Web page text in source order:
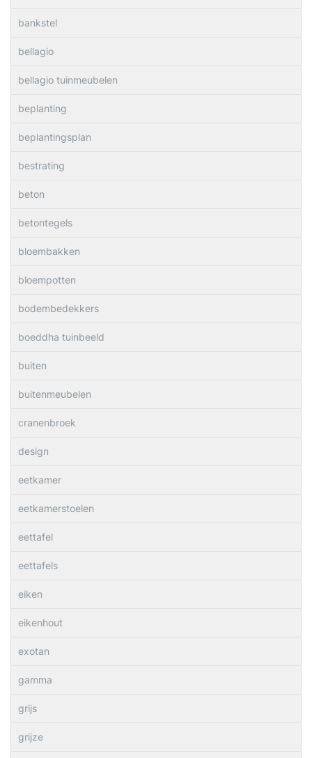
bankstel
bellagio
bellagio tuinmeubelen
beplanting
beplantingsplan
bestrating
beton
betontegels
bloembakken
bloempotten
bodembedekkers
boeddha tuinbeeld
buiten
buitenmeubelen
cranenbroek
design
eetkamer
eetkamerstoelen
eettafel
eettafels
eiken
eikenhout
exotan
gamma
grijs
grijze